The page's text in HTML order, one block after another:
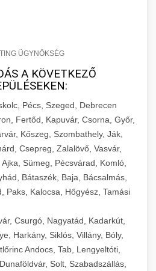
ÜGYNÖKSÉG
A KÖVETKEZŐ
Pécs, Szeged, Debrecen
Fertőd, Kapuvár, Csorna, Győr,
Kőszeg, Szombathely, Ják,
Csepreg, Zalalövő, Vasvár,
Sümeg, Pécsvárad, Komló,
Bátaszék, Baja, Bácsalmás,
Paks, Kalocsa, Hőgyész, Tamási
Csurgó, Nagyatád, Kadarkút,
Harkány, Siklós, Villány, Bóly,
Andocs, Tab, Lengyeltóti,
Solt, Szabadszállás,